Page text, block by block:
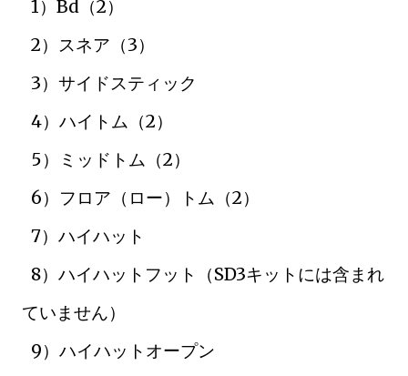
1）Bd（2）
2）スネア（3）
3）サイドスティック
4）ハイトム（2）
5）ミッドトム（2）
6）フロア（ロー）トム（2）
7）ハイハット
8）ハイハットフット（SD3キットには含まれ
ていません）
9）ハイハットオープン